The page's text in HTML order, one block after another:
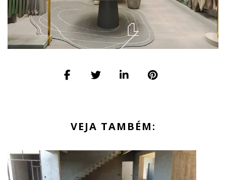
VEJA TAMBÉM: